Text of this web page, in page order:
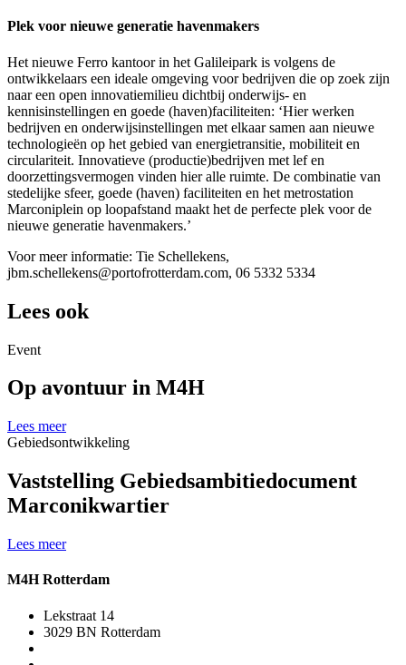
Plek voor nieuwe generatie havenmakers
Het nieuwe Ferro kantoor in het Galileipark is volgens de
ontwikkelaars een ideale omgeving voor bedrijven die op zoek zijn
naar een open innovatiemilieu dichtbij onderwijs- en
kennisinstellingen en goede (haven)faciliteiten: ‘Hier werken
bedrijven en onderwijsinstellingen met elkaar samen aan nieuwe
technologieën op het gebied van energietransitie, mobiliteit en
circulariteit. Innovatieve (productie)bedrijven met lef en
doorzettingsvermogen vinden hier alle ruimte. De combinatie van
stedelijke sfeer, goede (haven) faciliteiten en het metrostation
Marconiplein op loopafstand maakt het de perfecte plek voor de
nieuwe generatie havenmakers.’
Voor meer informatie: Tie Schellekens,
jbm.schellekens@portofrotterdam.com, 06 5332 5334
Lees ook
Event
Op avontuur in M4H
Lees meer
Gebiedsontwikkeling
Vaststelling Gebiedsambitiedocument
Marconikwartier
Lees meer
M4H Rotterdam
Lekstraat 14
3029 BN Rotterdam